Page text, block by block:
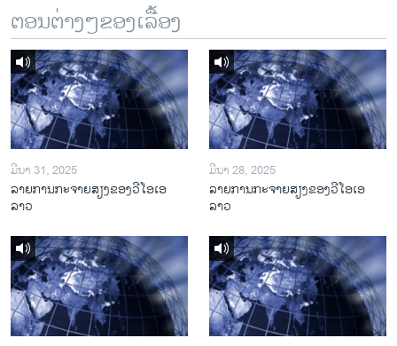
ພາສາຕ່າງໆ
ຕອນຕ່າງໆຂອງເລື້ອງ
ມີນາ 31, 2025
ລາຍການກະຈາຍສຽງຂອງວີໂອເອ
ລາວ
ມີນາ 28, 2025
ລາຍການກະຈາຍສຽງຂອງວີໂອເອ
ລາວ